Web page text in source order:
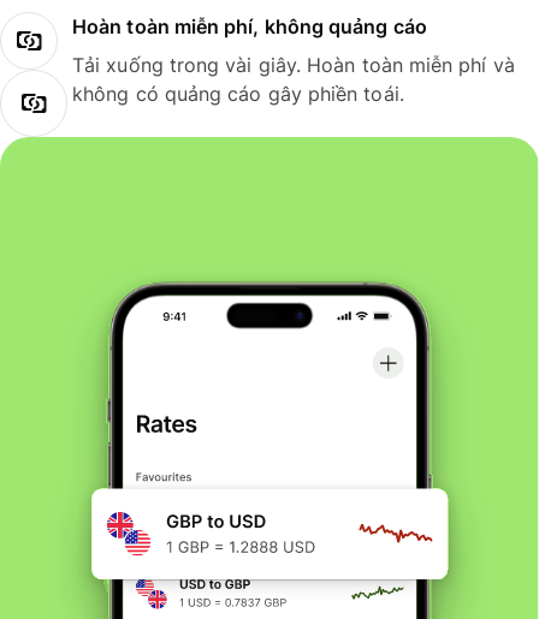
Hoàn toàn miễn phí, không quảng cáo
Tải xuống trong vài giây. Hoàn toàn miễn phí và
không có quảng cáo gây phiền toái.